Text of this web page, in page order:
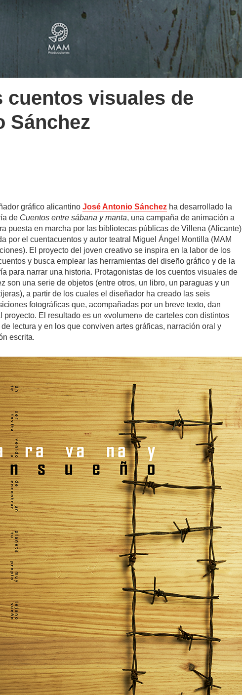
cuentos visuales de
Sánchez
gráfico alicantinoJosé Antonio Sánchez ha desarrollado la
de Cuentos entre sábana y manta, una campaña de animación a
puesta en marcha por las bibliotecas públicas de Villena (Alicante)
por el cuentacuentos y autor teatral Miguel Ángel Montilla (MAM
El proyecto del joven creativo se inspira en la labor de los
y busca emplear las herramientas del diseño gráfico y de la
para narrar una historia. Protagonistas de los cuentos visuales de
son una serie de objetos (entre otros, un libro, un paraguas y un
a partir de los cuales el diseñador ha creado las seis
fotográficas que, acompañadas por un breve texto, dan
proyecto. El resultado es un «volumen» de carteles con distintos
lectura y en los que conviven artes gráficas, narración oral y
escrita.
chiara-